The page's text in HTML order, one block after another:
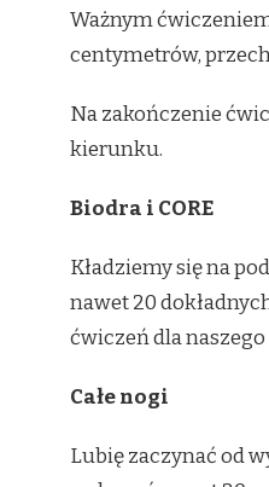
Ważnym
centymetrów,
Na zakończenie
kierunku.
Biodra i CORE
Kładziemy się na
nawet 20
ćwiczeń dla naszego
Całe nogi
Lubię zaczynać od